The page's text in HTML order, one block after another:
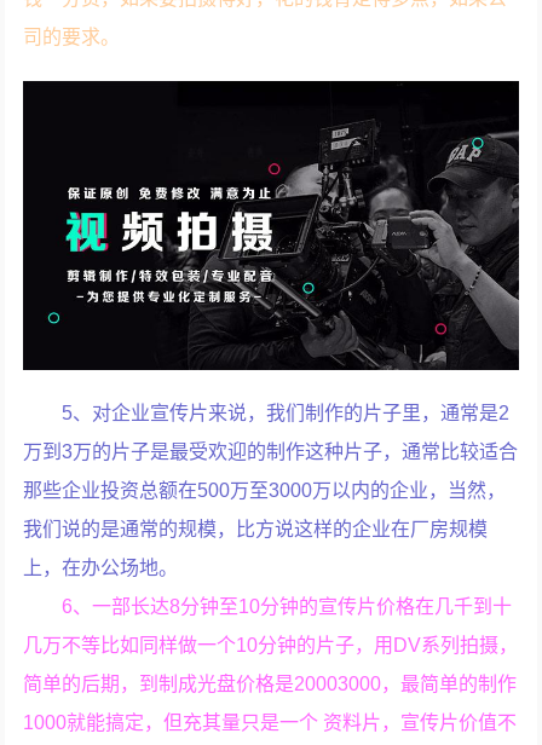
司的要求。
5、对企业宣传片来说，我们制作的片子里，通常是2
万到3万的片子是最受欢迎的制作这种片子，通常比较适合
那些企业投资总额在500万至3000万以内的企业，当然，
我们说的是通常的规模，比方说这样的企业在厂房规模
上，在办公场地。
6、一部长达8分钟至10分钟的宣传片价格在几千到十
几万不等比如同样做一个10分钟的片子，用DV系列拍摄，
简单的后期，到制成光盘价格是20003000，最简单的制作
1000就能搞定，但充其量只是一个 资料片，宣传片价值不